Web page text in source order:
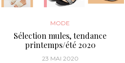
MODE
Sélection mules, tendance
printemps/été 2020
23 MAI 2020